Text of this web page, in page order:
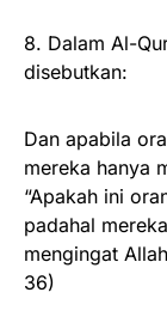
8. Dalam Al-
disebutkan:
Dan apabila
mereka hanya
“Apakah ini
padahal
mengingat
36)